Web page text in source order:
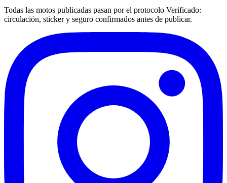
Todas las motos publicadas pasan por el protocolo Verificado:
circulación, sticker y seguro confirmados antes de publicar.